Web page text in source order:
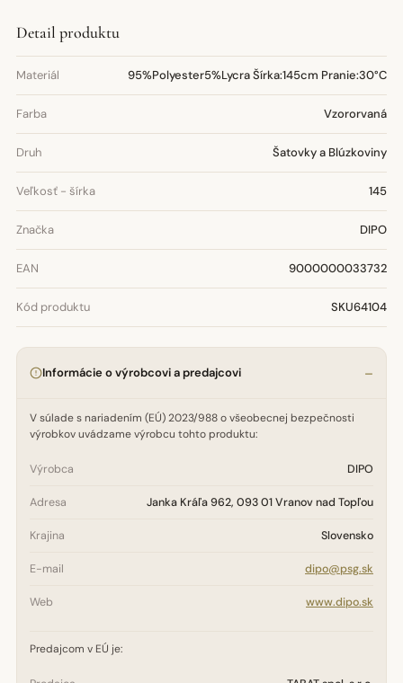
Detail produktu
Materiál 95%Polyester5%Lycra Šírka:145cm Pranie:30°C
Farba Vzororvaná
Druh Šatovky a Blúzkoviny
Veľkosť - šírka 145
Značka DIPO
EAN 9000000033732
Kód produktu SKU64104
Informácie o výrobcovi a predajcovi
V súlade s nariadením (EÚ) 2023/988 o všeobecnej bezpečnosti
výrobkov uvádzame výrobcu tohto produktu:
Výrobca DIPO
Adresa Janka Kráľa 962, 093 01 Vranov nad Topľou
Krajina Slovensko
E-mail dipo@psg.sk
Web www.dipo.sk
Predajcom v EÚ je: